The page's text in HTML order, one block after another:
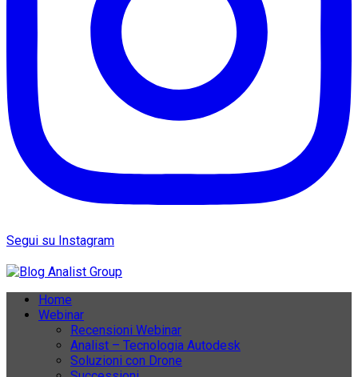
Segui su Instagram
Home
Webinar
Recensioni Webinar
Analist – Tecnologia Autodesk
Soluzioni con Drone